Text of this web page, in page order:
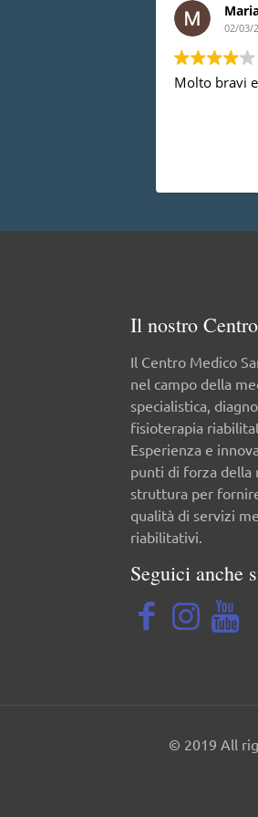
02/03/
Molto bravi
Il nostro
Il Centro Medico
nel campo della
specialistica,
fisioterapia
Esperienza e
punti di forza della
struttura per
qualità di servizi
riabilitativi.
Seguici anche
© 2019 All